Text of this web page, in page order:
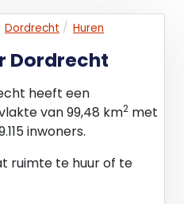
databekabeling*;
van het gebouw;
entree het
beide voorzien van
Dordrecht Huren
Dordrecht
heeft een
van 99,48 km2 met
inwoners.
ruimte te huur of te